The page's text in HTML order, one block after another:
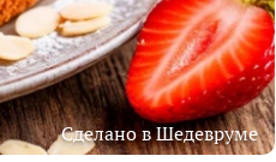
Сделано в Шедевруме